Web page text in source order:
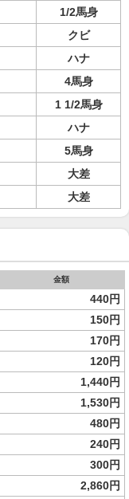
1/2馬身
クビ
ハナ
4馬身
1 1/2馬身
ハナ
5馬身
大差
大差
金額
440円
150円
170円
120円
1,440円
1,530円
480円
240円
300円
2,860円